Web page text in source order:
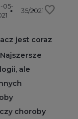
05-
35/2021 favorite
jest coraz
ale
choroby